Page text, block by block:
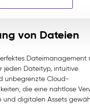
von Dateien
Dateimanagement
jeden Dateityp, intuitive
unbegrenzte Cloud-
die eine nahtlose
und digitalen Assets